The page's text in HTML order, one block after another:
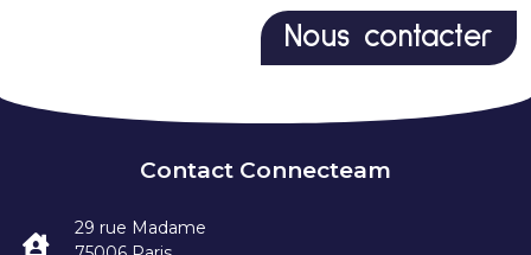
Nous contacter
Contact Connecteam
29 rue Madame